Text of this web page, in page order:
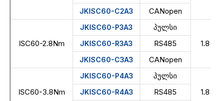
JKISC60-C2A3 CANopen
ISC60-2.8Nm
JKISC60-P3A3
პულსი
1.8
JKISC60-R3A3 RS485
JKISC60-C3A3 CANopen
ISC60-3.8Nm
JKISC60-P4A3
პულსი
1.8
JKISC60-R4A3 RS485